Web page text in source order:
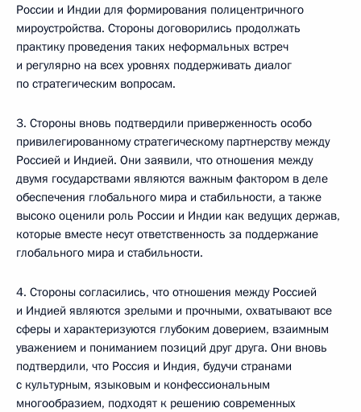
России и Индии для формирования полицентричного
мироустройства. Стороны договорились продолжать
практику проведения таких неформальных встреч
и регулярно на всех уровнях поддерживать диалог
по стратегическим вопросам.
3. Стороны вновь подтвердили приверженность особо
привилегированному стратегическому партнерству между
Россией и Индией. Они заявили, что отношения между
двумя государствами являются важным фактором в деле
обеспечения глобального мира и стабильности, а также
высоко оценили роль России и Индии как ведущих держав,
которые вместе несут ответственность за поддержание
глобального мира и стабильности.
4. Стороны согласились, что отношения между Россией
и Индией являются зрелыми и прочными, охватывают все
сферы и характеризуются глубоким доверием, взаимным
уважением и пониманием позиций друг друга. Они вновь
подтвердили, что Россия и Индия, будучи странами
с культурным, языковым и конфессиональным
многообразием, подходят к решению современных